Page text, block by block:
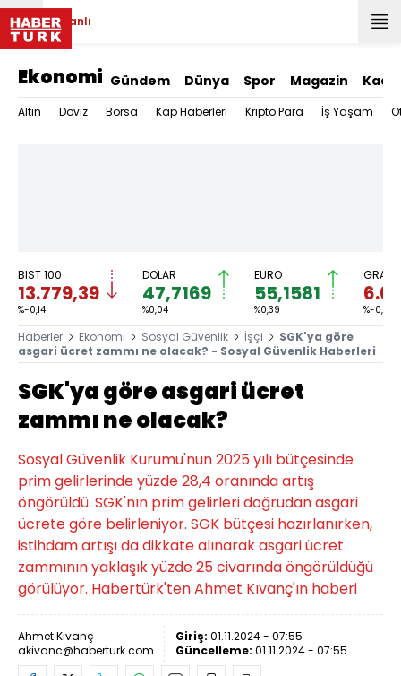
Canlı
Ekonomi Gündem Dünya Spor Magazin
Altın Döviz Borsa Kap Haberleri Kripto Para İş Yaşam
BIST 100
13.779,39
%-0,14
DOLAR
47,7169
%0,04
EURO
55,1581
%0,39
GRAM
%-0,37
Haberler Ekonomi Sosyal Güvenlik İşçi
SGK'ya göre
asgari ücret zammı ne olacak? - Sosyal Güvenlik Haberleri
SGK'ya göre asgari ücret
zammı ne olacak?
Sosyal Güvenlik Kurumu'nun 2025 yılı bütçesinde
prim gelirlerinde yüzde 28,4 oranında artış
öngörüldü. SGK'nın prim gelirleri doğrudan asgari
ücrete göre belirleniyor. SGK bütçesi hazırlanırken,
istihdam artışı da dikkate alınarak asgari ücret
zammının yaklaşık yüzde 25 civarında öngörüldüğü
görülüyor. Habertürk'ten Ahmet Kıvanç'ın haberi
Ahmet Kıvanç
akivanc@haberturk.com
Giriş: 01.11.2024 - 07:55
Güncelleme: 01.11.2024 - 07:55